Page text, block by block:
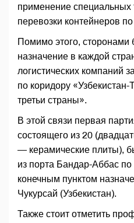
применение специальных
перевозки контейнеров
Помимо этого, сторонами
назначение в каждой
логистических компаний
по коридору
третьи страны».
В этой связи первая
состоящего из 20
— керамические плиты),
из порта Бандар-Аббас
конечным пунктом
Чукурсай (Узбекистан).
Также стоит отметить